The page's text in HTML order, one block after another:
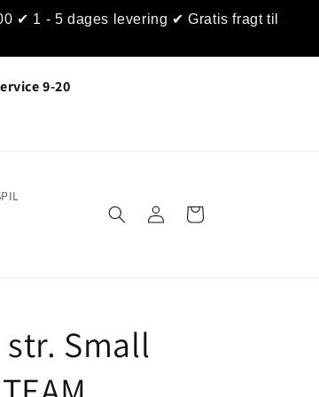
✔ 1 - 5 dages levering ✔ Gratis fragt til
9-20
Log
ind
Indkøbskurv
Small